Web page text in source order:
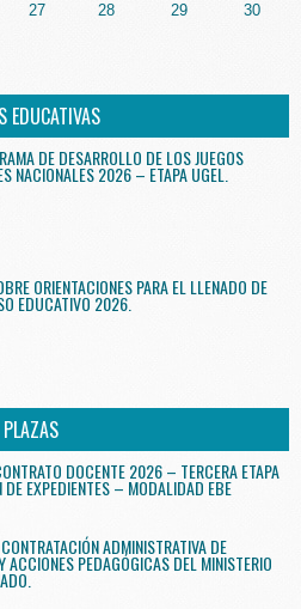
27 28 29
30
EDUCATIVAS
DE DESARROLLO DE LOS JUEGOS
NACIONALES 2026 – ETAPA UGEL.
ORIENTACIONES PARA EL LLENADO DE
EDUCATIVO 2026.
DOCENTE 2026 – TERCERA ETAPA
EXPEDIENTES – MODALIDAD EBE
ADMINISTRATIVA DE
ACCIONES PEDAGÓGICAS DEL MINISTERIO